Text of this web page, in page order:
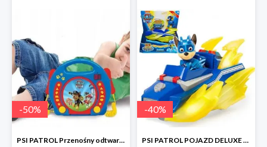
-50%
PSI PATROL Przenośny odtwarzacz CD Karaoke PAW -50%
-40%
PSI PATROL POJAZD DELUXE FIGURKA CHASE MIGHTY PUPS -40%